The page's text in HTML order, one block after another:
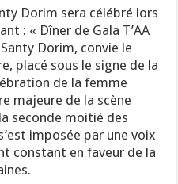
Dorim sera célébré lors
: « Dîner de Gala T’AA
Dorim, convie le
placé sous le signe de la
de la femme
majeure de la scène
seconde moitié des
imposée par une voix
constant en faveur de la